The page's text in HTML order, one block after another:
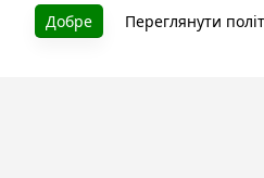
Добре Переглянути
Літературна платформа і